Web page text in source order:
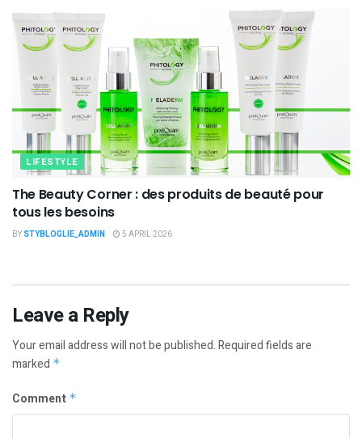
LIFESTYLE
The Beauty Corner : des produits de beauté pour
tous les besoins
BY STYBLOGLIE_ADMIN 5 APRIL 2026
Leave a Reply
Your email address will not be published.Required fields are
marked *
Comment *